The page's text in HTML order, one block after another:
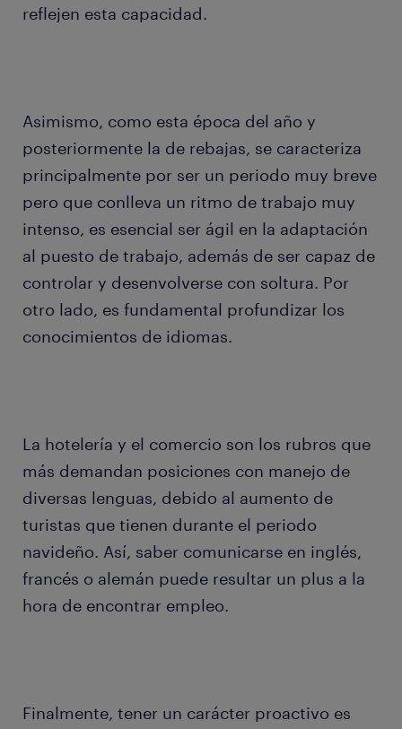
reflejen esta capacidad.
Asimismo, como esta época del año y
posteriormente la de rebajas, se caracteriza
principalmente por ser un periodo muy breve
pero que conlleva un ritmo de trabajo muy
intenso, es esencial ser ágil en la adaptación
al puesto de trabajo, además de ser capaz de
controlar y desenvolverse con soltura. Por
otro lado, es fundamental profundizar los
conocimientos de idiomas.
La hotelería y el comercio son los rubros que
más demandan posiciones con manejo de
diversas lenguas, debido al aumento de
turistas que tienen durante el periodo
navideño. Así, saber comunicarse en inglés,
francés o alemán puede resultar un plus a la
hora de encontrar empleo.
Finalmente, tener un carácter proactivo es